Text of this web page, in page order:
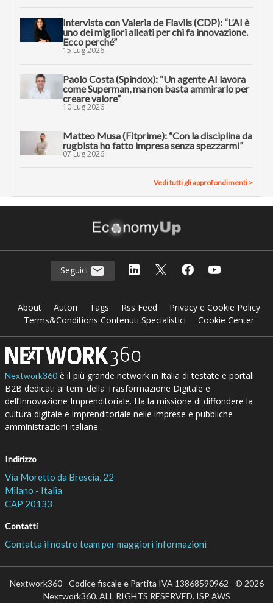
Intervista con Valeria de Flaviis (CDP): “L’AI è
uno dei migliori alleati per chi fa innovazione.
Ecco perché”
15 Lug 2026
Paolo Costa (Spindox): “Un agente AI lavora
come Superman, ma non basta ammirarlo per
creare valore”
10 Lug 2026
Matteo Musa (Fitprime): “Con la disciplina da
rugbista ho fatto impresa senza spezzarmi”
07 Lug 2026
Vedi tutti gli approfondimenti >
Seguici
About Autori Tags Rss Feed
Privacy e Cookie Policy
Terms&Conditions Contenuti Specialistici
Cookie Center
Nextwork360è il più grande network in Italia di testate e portali
B2B dedicati ai temi della Trasformazione Digitale e
dell’Innovazione Imprenditoriale. Ha la missione di diffondere la
cultura digitale e imprenditoriale nelle imprese e pubbliche
amministrazioni italiane.
Indirizzo
Via Moretto da Brescia, 22
Milano - Italia
CAP 20133
Contatti
Contatta il nostro team per maggiori informazioni
Nextwork360 - Codice fiscale e Partita IVA 13868590962 - © 2026
Nextwork360. ALL RIGHTS RESERVED. ISP AWS